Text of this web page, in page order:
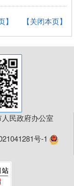
【关闭本页】
】
民政府办公室
号-1